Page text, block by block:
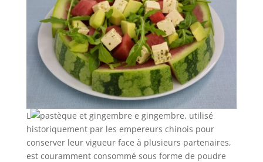
L
e gingembre, utilisé
historiquement par les empereurs chinois pour
conserver leur vigueur face à plusieurs partenaires,
est couramment consommé sous forme de poudre